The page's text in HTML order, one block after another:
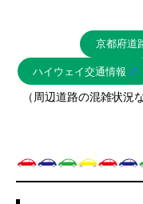
京都府道
ハイウェイ交通情報
（周辺道路の混雑状況